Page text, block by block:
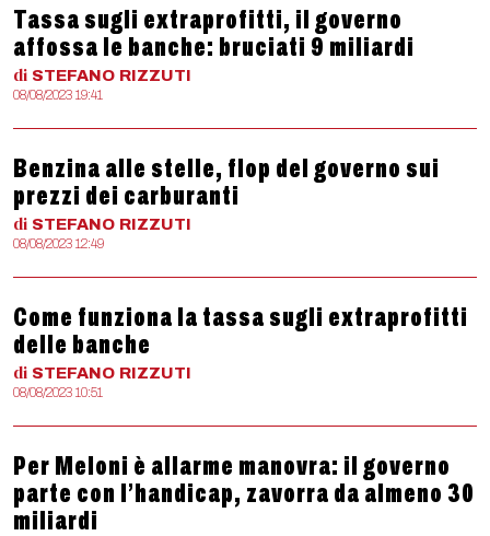
Tassa sugli extraprofitti, il governo
affossa le banche: bruciati 9 miliardi
di STEFANO RIZZUTI
08/08/2023 19:41
Benzina alle stelle, flop del governo sui
prezzi dei carburanti
di STEFANO RIZZUTI
08/08/2023 12:49
Come funziona la tassa sugli extraprofitti
delle banche
di STEFANO RIZZUTI
08/08/2023 10:51
Per Meloni è allarme manovra: il governo
parte con l’handicap, zavorra da almeno 30
miliardi